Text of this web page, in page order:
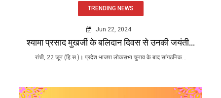
TRENDING NEWS
Jun 22, 2024
श्यामा प्रसाद मुखर्जी के बलिदान दिवस से उनकी जयंती...
रांची, 22 जून (हि.स.)। प्रदेश भाजपा लोकसभा चुनाव के बाद सांगठनिक...